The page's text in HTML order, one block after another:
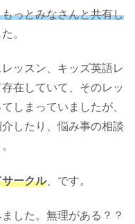
っとみなさんと共有し
。
ッスン、キッズ英語レ
在していて、そのレッ
しまっていましたが、
したり、悩み事の相談
ークル、です。
した。無理がある？？